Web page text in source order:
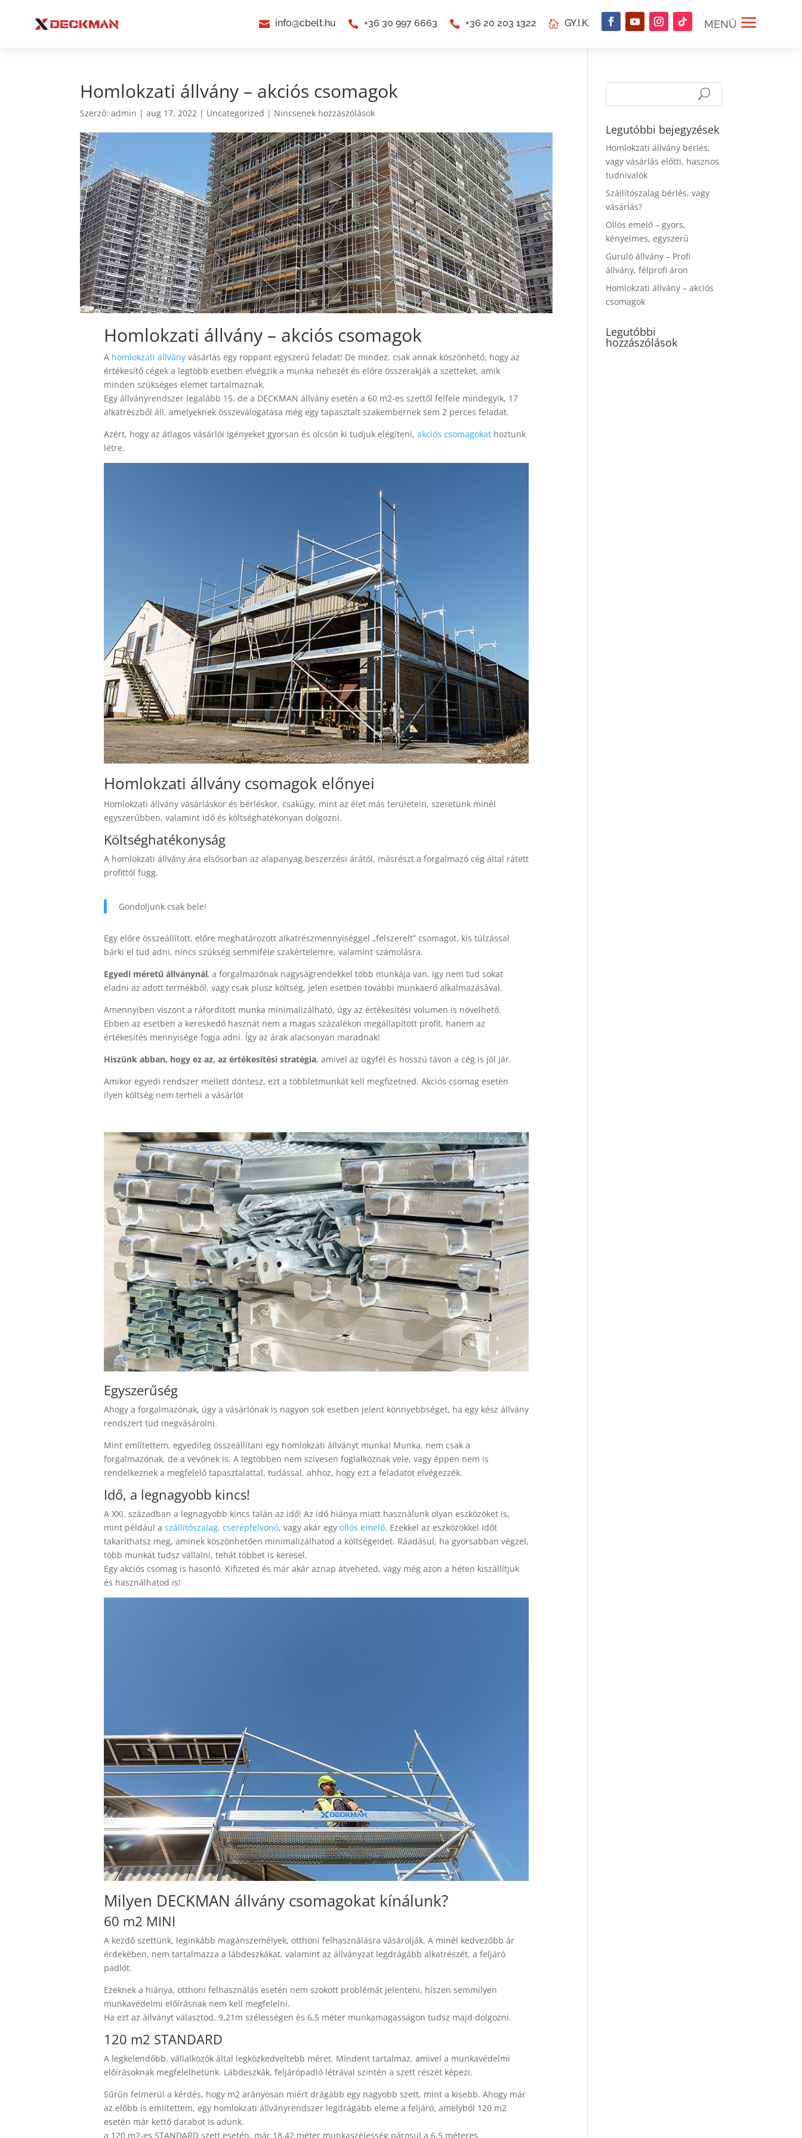
 info@cbelt.hu  +36 30 997 6663  +36 20 203 1322  GY.I.K. MENÜ a
Homlokzati állvány – akciós csomagok
Szerző:admin |aug 17, 2022 | Uncategorized | Nincsenek hozzászólások
Homlokzati állvány – akciós csomagok
A homlokzati állványvásárlás egy roppant egyszerű feladat! De mindez, csak annak köszönhető, hogy az
értékesítő cégek a legtöbb esetben elvégzik a munka nehezét és előre összerakják a szetteket, amik
minden szükséges elemet tartalmaznak.
Egy állványrendszer legalább 15, de a DECKMAN állvány esetén a 60 m2-es szettől felfele mindegyik, 17
alkatrészből áll, amelyeknek összeválogatása még egy tapasztalt szakembernek sem 2 perces feladat.
Azért, hogy az átlagos vásárlói igényeket gyorsan és olcsón ki tudjuk elégíteni, akciós csomagokathoztunk
létre.
Homlokzati állvány csomagok előnyei
Homlokzati állvány vásárláskor és bérléskor, csakúgy, mint az élet más területein, szeretünk minél
egyszerűbben, valamint idő és költséghatékonyan dolgozni.
Költséghatékonyság
A homlokzati állvány ára elsősorban az alapanyag beszerzési árától, másrészt a forgalmazó cég által rátett
profittól függ.
Gondoljunk csak bele!
Egy előre összeállított, előre meghatározott alkatrészmennyiséggel „felszerelt” csomagot, kis túlzással
bárki el tud adni, nincs szükség semmiféle szakértelemre, valamint számolásra.
Egyedi méretű állványnál, a forgalmazónak nagyságrendekkel több munkája van, így nem tud sokat
eladni az adott termékből, vagy csak plusz költség, jelen esetben további munkaerő alkalmazásával.
Amennyiben viszont a ráfordított munka minimalizálható, úgy az értékesítési volumen is növelhető.
Ebben az esetben a kereskedő hasznát nem a magas százalékon megállapított profit, hanem az
értékesítés mennyisége fogja adni. Így az árak alacsonyan maradnak!
Hiszünk abban, hogy ez az, az értékesítési stratégia, amivel az ügyfél és hosszú távon a cég is jól jár.
Amikor egyedi rendszer mellett döntesz, ezt a többletmunkát kell megfizetned. Akciós csomag esetén
ilyen költség nem terheli a vásárlót
Egyszerűség
Ahogy a forgalmazónak, úgy a vásárlónak is nagyon sok esetben jelent könnyebbséget, ha egy kész állvány
rendszert tud megvásárolni.
Mint említettem, egyedileg összeállítani egy homlokzati állványt munka! Munka, nem csak a
forgalmazónak, de a vevőnek is. A legtöbben nem szívesen foglalkoznak vele, vagy éppen nem is
rendelkeznek a megfelelő tapasztalattal, tudással, ahhoz, hogy ezt a feladatot elvégezzék.
Idő, a legnagyobb kincs!
A XXI. században a legnagyobb kincs talán az idő! Az idő hiánya miatt használunk olyan eszközöket is,
mint például a szállítószalag, cserépfelvonó, vagy akár egy ollós emelő. Ezekkel az eszközökkel időt
takaríthatsz meg, aminek köszönhetően minimalizálhatod a költségeidet. Ráadásul, ha gyorsabban végzel,
több munkát tudsz vállalni, tehát többet is keresel.
Egy akciós csomag is hasonló. Kifizeted és már akár aznap átveheted, vagy még azon a héten kiszállítjuk
és használhatod is!
Milyen DECKMAN állvány csomagokat kínálunk?
60 m2 MINI
A kezdő szettünk, leginkább magánszemélyek, otthoni felhasználásra vásárolják. A minél kedvezőbb ár
érdekében, nem tartalmazza a lábdeszkákat, valamint az állványzat legdrágább alkatrészét, a feljáró
padlót.
Ezeknek a hiánya, otthoni felhasználás esetén nem szokott problémát jelenteni, hiszen semmilyen
munkavédelmi előírásnak nem kell megfelelni.
Ha ezt az állványt választod, 9,21m szélességen és 6,5 méter munkamagasságon tudsz majd dolgozni.
120 m2 STANDARD
A legkelendőbb, vállalkozók által legközkedveltebb méret. Mindent tartalmaz, amivel a munkavédelmi
előírásoknak megfelelhetünk. Lábdeszkák, feljárópadló létrával szintén a szett részét képezi.
Sűrűn felmerül a kérdés, hogy m2 arányosan miért drágább egy nagyobb szett, mint a kisebb. Ahogy már
az előbb is említettem, egy homlokzati állványrendszer legdrágább eleme a feljáró, amelyből 120 m2
esetén már kettő darabot is adunk.
a 120 m2-es STANDARD szett esetén, már 18,42 méter munkaszélesség párosul a 6,5 méteres
Legutóbbi bejegyzések
Homlokzati állvány bérlés,
vagy vásárlás előtti, hasznos
tudnivalók
Szállítószalag bérlés, vagy
vásárlás?
Ollós emelő – gyors,
kényelmes, egyszerű
Guruló állvány – Profi
állvány, félprofi áron
Homlokzati állvány – akciós
csomagok
Legutóbbi
hozzászólások